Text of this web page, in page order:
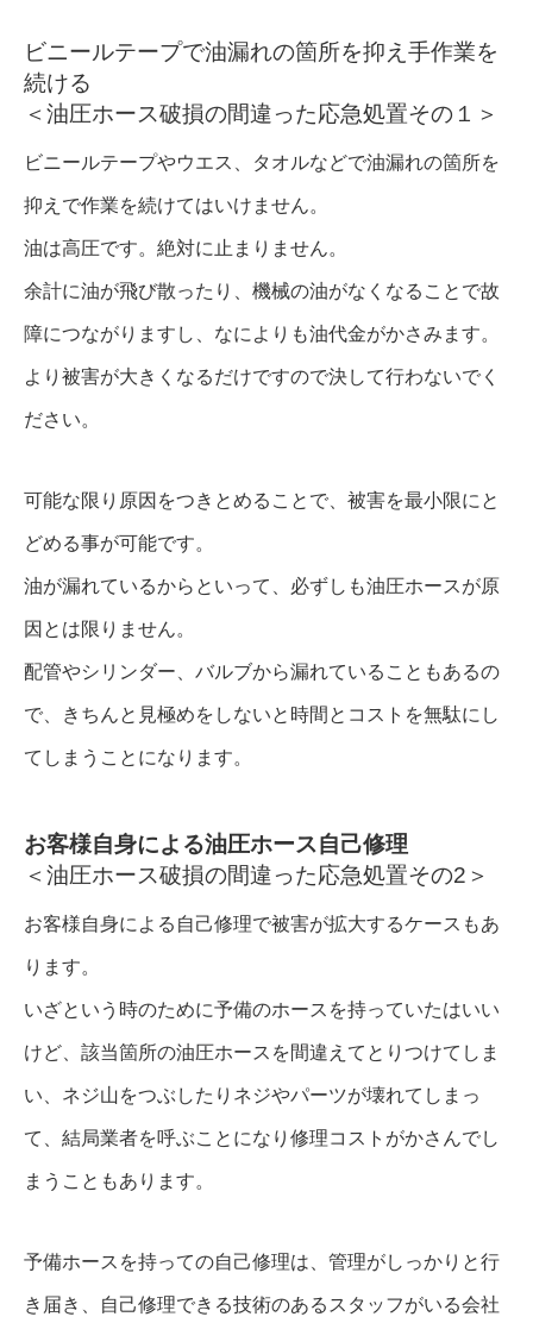
ビニールテープで油漏れの箇所を抑え手作業を
続ける
＜油圧ホース破損の間違った応急処置その１＞
ビニールテープやウエス、タオルなどで油漏れの箇所を
抑えで作業を続けてはいけません。
油は高圧です。絶対に止まりません。
余計に油が飛び散ったり、機械の油がなくなることで故
障につながりますし、なによりも油代金がかさみます。
より被害が大きくなるだけですので決して行わないでく
ださい。
可能な限り原因をつきとめることで、被害を最小限にと
どめる事が可能です。
油が漏れているからといって、必ずしも油圧ホースが原
因とは限りません。
配管やシリンダー、バルブから漏れていることもあるの
で、きちんと見極めをしないと時間とコストを無駄にし
てしまうことになります。
お客様自身による油圧ホース自己修理
＜油圧ホース破損の間違った応急処置その2＞
お客様自身による自己修理で被害が拡大するケースもあ
ります。
いざという時のために予備のホースを持っていたはいい
けど、該当箇所の油圧ホースを間違えてとりつけてしま
い、ネジ山をつぶしたりネジやパーツが壊れてしまっ
て、結局業者を呼ぶことになり修理コストがかさんでし
まうこともあります。
予備ホースを持っての自己修理は、管理がしっかりと行
き届き、自己修理できる技術のあるスタッフがいる会社